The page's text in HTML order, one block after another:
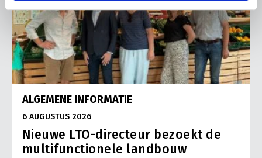
ALGEMENE INFORMATIE
6 AUGUSTUS 2026
Nieuwe LTO-directeur bezoekt de
multifunctionele landbouw